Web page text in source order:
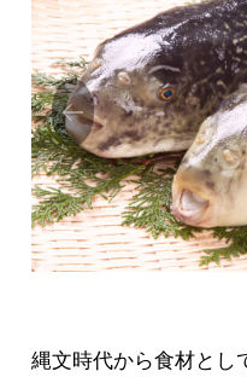
Prev
ious
縄文時代から食材とし